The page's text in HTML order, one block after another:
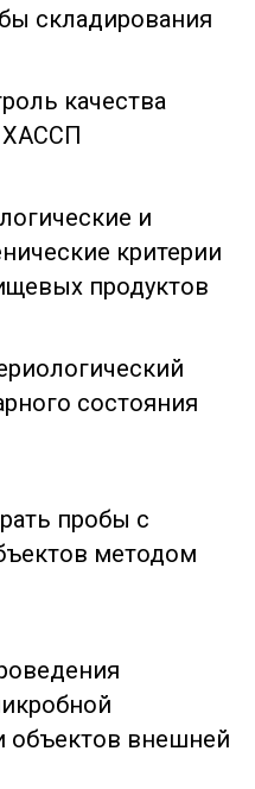
складирования
качества
ХАССП
и
критерии
продуктов
состояния
пробы с
методом
объектов внешней